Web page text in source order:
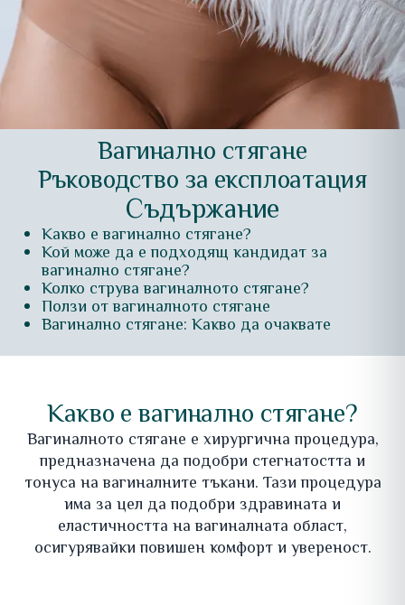
Вагинално стягане
Ръководство за експлоатация
Съдържание
Какво е вагинално стягане?
Кой може да е подходящ кандидат за
вагинално стягане?
Колко струва вагиналното стягане?
Ползи от вагиналното стягане
Вагинално стягане: Какво да очаквате
Какво е вагинално стягане?
Вагиналното стягане е хирургична процедура,
предназначена да подобри стегнатостта и
тонуса на вагиналните тъкани. Тази процедура
има за цел да подобри здравината и
еластичността на вагиналната област,
осигурявайки повишен комфорт и увереност.